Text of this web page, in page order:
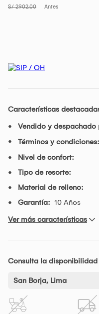
S/ 2902.00 Antes
Características
Vendido y despachado
Términos y condiciones:
Nivel de confort:
Tipo de resorte:
Material de relleno:
Garantía: 10 Años
Ver más características
Consulta la
San Borja, Lima